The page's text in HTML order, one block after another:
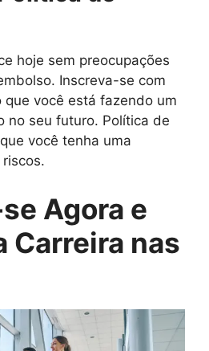
hoje sem preocupações
Inscreva-se com
você está fazendo um
no seu futuro. Política de
você tenha uma
Agora e
Carreira nas